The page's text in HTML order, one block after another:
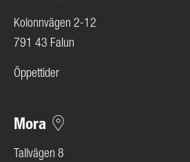
Kolonnvägen 2-12
791 43 Falun
Öppettider
Mora
Tallvägen 8